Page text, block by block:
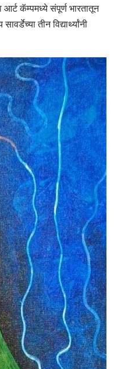
आर्ट कॅम्पमध्ये संपूर्ण भारतातून
तीन विद्यार्थ्यांनी